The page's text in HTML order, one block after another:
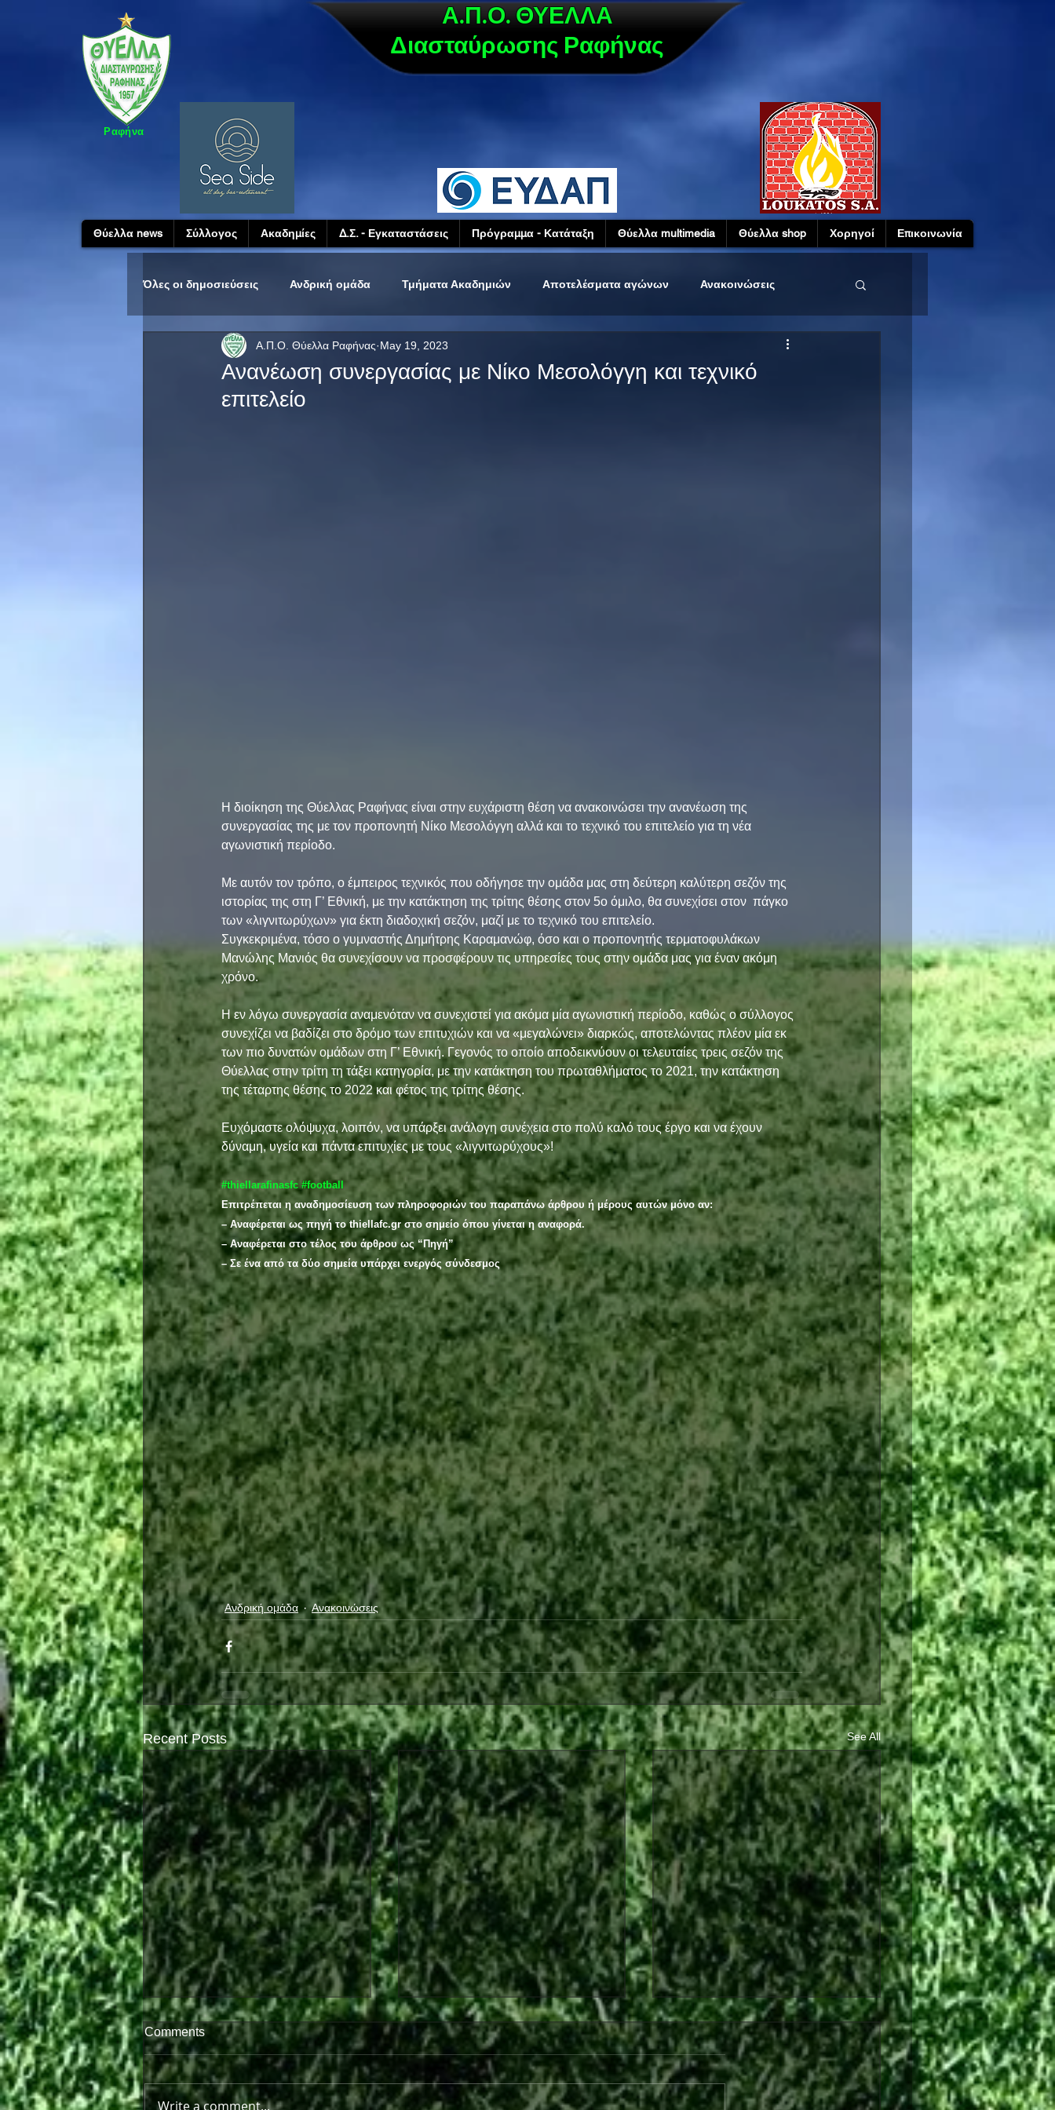
Ραφήνα
Α.Π.Ο. ΘΥΕΛΛΑ
Διασταύρωσης Ραφήνας
Θύελλα news Σύλλογος Ακαδημίες Δ.Σ. - Εγκαταστάσεις Πρόγραμμα - Κατάταξη Θύελλα multimedia Θύελλα shop Χορηγοί Επικοινωνία
Όλες οι δημοσιεύσεις Ανδρική ομάδα Τμήματα Ακαδημιών Αποτελέσματα αγώνων Ανακοινώσεις
Ανανέωση συνεργασίας με Νίκο Μεσολόγγη και τεχνικό
επιτελείο
Α.Π.Ο. Θύελλα Ραφήνας May 19, 2023
Η διοίκηση της Θύελλας Ραφήνας είναι στην ευχάριστη θέση να ανακοινώσει την ανανέωση της
συνεργασίας της με τον προπονητή Νίκο Μεσολόγγη αλλά και το τεχνικό του επιτελείο για τη νέα
αγωνιστική περίοδο.
Με αυτόν τον τρόπο, ο έμπειρος τεχνικός που οδήγησε την ομάδα μας στη δεύτερη καλύτερη σεζόν της
ιστορίας της στη Γ’ Εθνική, με την κατάκτηση της τρίτης θέσης στον 5ο όμιλο, θα συνεχίσει στον  πάγκο
των «λιγνιτωρύχων» για έκτη διαδοχική σεζόν, μαζί με το τεχνικό του επιτελείο.
Συγκεκριμένα, τόσο ο γυμναστής Δημήτρης Καραμανώφ, όσο και ο προπονητής τερματοφυλάκων
Μανώλης Μανιός θα συνεχίσουν να προσφέρουν τις υπηρεσίες τους στην ομάδα μας για έναν ακόμη
χρόνο.
Η εν λόγω συνεργασία αναμενόταν να συνεχιστεί για ακόμα μία αγωνιστική περίοδο, καθώς ο σύλλογος
συνεχίζει να βαδίζει στο δρόμο των επιτυχιών και να «μεγαλώνει» διαρκώς, αποτελώντας πλέον μία εκ
των πιο δυνατών ομάδων στη Γ’ Εθνική. Γεγονός το οποίο αποδεικνύουν οι τελευταίες τρεις σεζόν της
Θύελλας στην τρίτη τη τάξει κατηγορία, με την κατάκτηση του πρωταθλήματος το 2021, την κατάκτηση
της τέταρτης θέσης το 2022 και φέτος της τρίτης θέσης.
Ευχόμαστε ολόψυχα, λοιπόν, να υπάρξει ανάλογη συνέχεια στο πολύ καλό τους έργο και να έχουν
δύναμη, υγεία και πάντα επιτυχίες με τους «λιγνιτωρύχους»!
#thiellarafinasfc #football
Επιτρέπεται η αναδημοσίευση των πληροφοριών του παραπάνω άρθρου ή μέρους αυτών μόνο αν:
– Αναφέρεται ως πηγή το thiellafc.gr στο σημείο όπου γίνεται η αναφορά.
– Αναφέρεται στο τέλος του άρθρου ως “Πηγή”
– Σε ένα από τα δύο σημεία υπάρχει ενεργός σύνδεσμος
Ανδρική ομάδα Ανακοινώσεις
Recent Posts See All
Comments
Write a comment...